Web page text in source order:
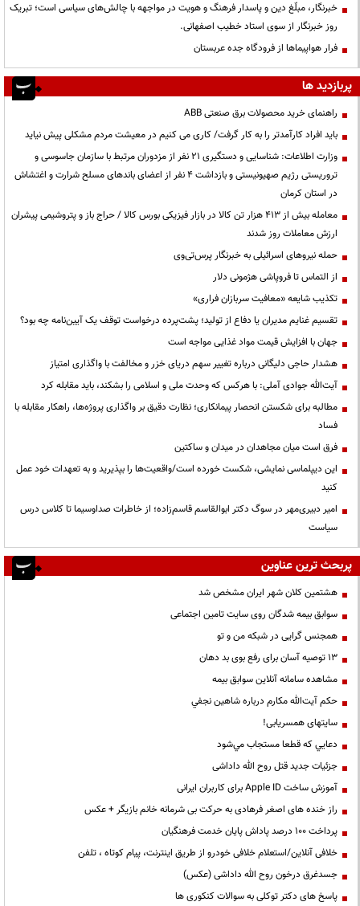
خبرنگار، مبلّغ دین و پاسدار فرهنگ و هویت در مواجهه با چالش‌های سیاسی است؛ تبریک
روز خبرنگار از سوی استاد خطیب اصفهانی.
فرار هواپیماها از فرودگاه جده عربستان
پربازدید ها
راهنمای خرید محصولات برق صنعتی ABB
باید افراد کارآمدتر را به کار گرفت/ کاری می کنیم در معیشت مردم مشکلی پیش نیاید
وزارت اطلاعات: شناسایی و دستگیری ۲۱ نفر از مزدوران مرتبط با سازمان جاسوسی و
تروریستی رژیم صهیونیستی و بازداشت ۴ نفر از اعضای باندهای مسلح شرارت و اغتشاش
در استان کرمان
معامله بیش از ۴۱۳ هزار تن کالا در بازار فیزیکی بورس کالا / حراج باز و پتروشیمی پیشران
ارزش معاملات روز شدند
حمله نیروهای اسرائیلی به خبرنگار پرس‌تی‌وی
از التماس تا فروپاشی هژمونی دلار
تکذیب شایعه «معافیت سربازان فراری»
تقسیم غنایم مدیران یا دفاع از تولید؛ پشت‌پرده درخواست توقف یک آیین‌نامه چه بود؟
جهان با افزایش قیمت مواد غذایی مواجه است
هشدار حاجی دلیگانی درباره تغییر سهم دریای خزر و مخالفت با واگذاری امتیاز
آیت‌الله جوادی آملی: با هرکس که وحدت ملی و اسلامی را بشکند، باید مقابله کرد
مطالبه برای شکستن انحصار پیمانکاری؛ نظارت دقیق بر واگذاری پروژه‌ها، راهکار مقابله با
فساد
فرق است میان مجاهدان در میدان و ساکتین
این دیپلماسی نمایشی، شکست خورده است/واقعیت‌ها را بپذیرید و به تعهدات خود عمل
کنید
امیر دبیری‌مهر در سوگ دکتر ابوالقاسم قاسم‌زاده؛ از خاطرات صداوسیما تا کلاس درس
سیاست
پربحث ترین عناوین
هشتمین کلان شهر ایران مشخص شد
سوابق بیمه شدگان روی سایت تامین اجتماعی
همجنس گرایی در شبکه من و تو
13 توصیه آسان برای رفع بوی بد دهان
مشاهده سامانه آنلاين سوابق بیمه
حكم آيت‌الله مكارم درباره شاهين نجفي
سایتهای همسریابی!
دعايي كه قطعا مستجاب مي‌شود
جزئیات جدید قتل روح الله داداشی
آموزش ساخت Apple ID برای کاربران ایرانی
راز خنده های اصغر فرهادی به حرکت بی شرمانه خانم بازیگر + عکس
پرداخت ۱۰۰ درصد پاداش پایان خدمت فرهنگیان
خلافی آنلاین/استعلام خلافی خودرو از طریق اینترنت، پیام کوتاه ، تلفن
جسدغرق درخون روح الله داداشی (عکس)
پاسخ های دکتر توکلی به سوالات کنکوری ها